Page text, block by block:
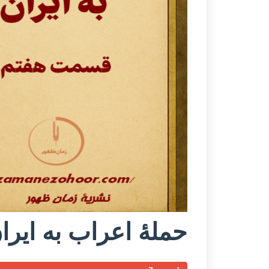
حملۀ اعراب به